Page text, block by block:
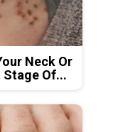
Neck Or
Of...